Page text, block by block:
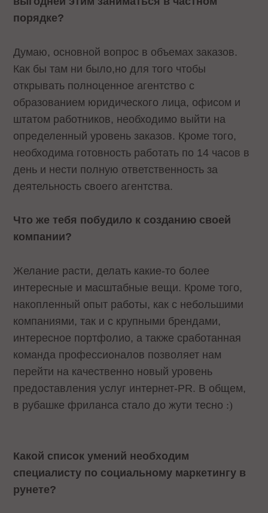
порядке?
Думаю, основной вопрос в объемах заказов.
Как бы там ни было,но для того чтобы
открывать полноценное агентство с
образованием юридического лица, офисом и
штатом работников, необходимо выйти на
определенный уровень заказов. Кроме того,
необходима готовность работать по 14 часов в
день и нести полную ответственность за
деятельность своего агентства.
Что же тебя побудило к созданию своей
компании?
Желание расти, делать какие-то более
интересные и масштабные вещи. Кроме того,
накопленный опыт работы, как с небольшими
компаниями, так и с крупными брендами,
интересное портфолио, а также сработанная
команда профессионалов позволяет нам
перейти на качественно новый уровень
предоставления услуг интернет-PR. В общем,
в рубашке фриланса стало до жути тесно :)
Какой список умений необходим
специалисту по социальному маркетингу в
рунете?